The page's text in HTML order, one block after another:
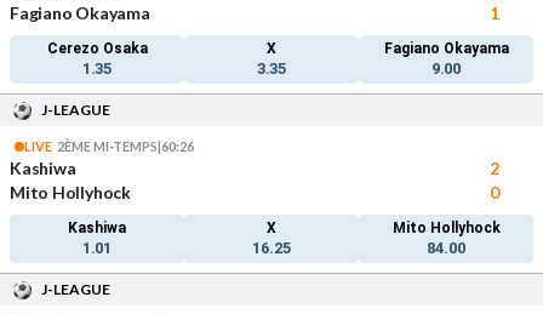
Fagiano Okayama
1
Cerezo Osaka
1.35
X
3.35
Fagiano Okayama
9.00
J-LEAGUE
LIVE 2ÈME MI-TEMPS|60:26
Kashiwa
2
Mito Hollyhock
0
Kashiwa
1.01
X
16.25
Mito Hollyhock
84.00
J-LEAGUE